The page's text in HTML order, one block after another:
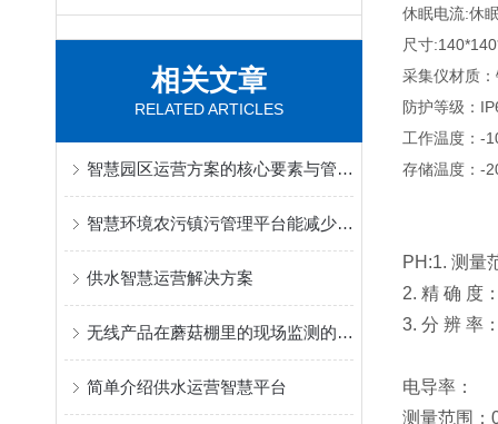
相关文章
RELATED ARTICLES
智慧园区运营方案的核心要素与管理模式
智慧环境农污镇污管理平台能减少农村污染对生态环境的影响
供水智慧运营解决方案
无线产品在蘑菇棚里的现场监测的应用
简单介绍供水运营智慧平台
休眠电流:休
尺寸
采集仪材质
防护等级：
工作温度：-
存储温度：-
PH:1. 测量
2. 精 确 度
3. 分 辨 率
电导率：
测量范围：